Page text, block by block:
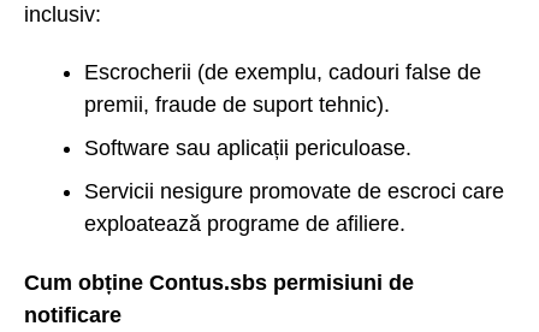
inclusiv:
Escrocherii (de exemplu, cadouri false de
premii, fraude de suport tehnic).
Software sau aplicații periculoase.
Servicii nesigure promovate de escroci care
exploatează programe de afiliere.
Cum obține Contus.sbs permisiuni de
notificare